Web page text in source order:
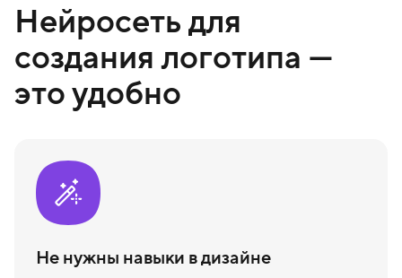
Нейросеть для
создания логотипа —
это удобно
Не нужны навыки в дизайне